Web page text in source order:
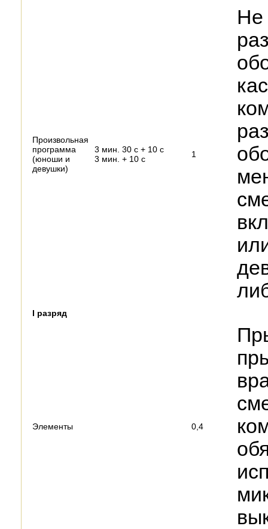
Произвольная
программа
(юноши и
девушки)
3 мин. 30 с + 10 с
3 мин. + 10 с
1
Не
I разряд
Элементы 0,4